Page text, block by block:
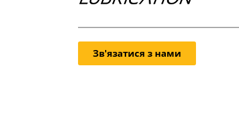
Зв'язатися з нами